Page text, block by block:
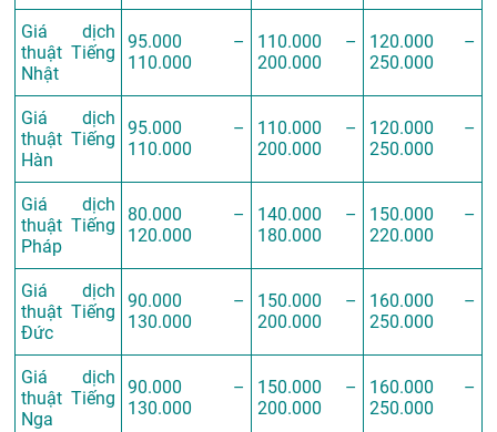
Giá dịch
thuật Tiếng
Nhật
95.000 –
110.000
110.000 –
200.000
120.000 –
250.000
Giá dịch
thuật Tiếng
Hàn
95.000 –
110.000
110.000 –
200.000
120.000 –
250.000
Giá dịch
thuật Tiếng
Pháp
80.000 –
120.000
140.000 –
180.000
150.000 –
220.000
Giá dịch
thuật Tiếng
Đức
90.000 –
130.000
150.000 –
200.000
160.000 –
250.000
Giá dịch
thuật Tiếng
Nga
90.000 –
130.000
150.000 –
200.000
160.000 –
250.000